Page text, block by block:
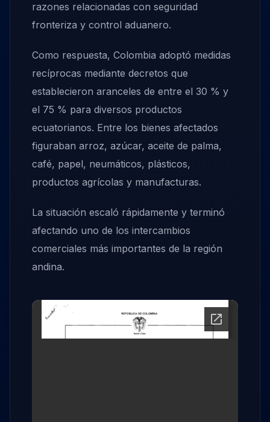
razones relacionadas con seguridad
fronteriza y control aduanero.
Como respuesta, Colombia adoptó medidas
recíprocas mediante decretos que
establecieron aranceles de entre el 30 % y
el 75 % para diversos productos
ecuatorianos. Entre los bienes afectados
figuraban arroz, azúcar, aceite de palma,
café, papel, neumáticos, plásticos,
productos agrícolas y manufacturas.
La situación escaló rápidamente y terminó
afectando uno de los intercambios
comerciales más importantes de la región
andina.